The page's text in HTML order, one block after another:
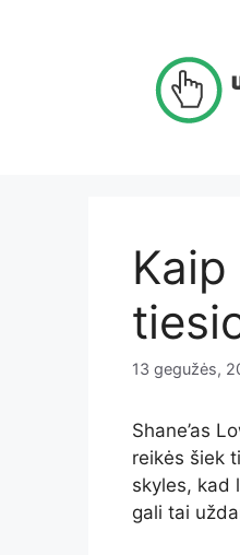
Kaip
13 gegužės,
Shane’as
reikės šiek
skyles, kad
gali tai